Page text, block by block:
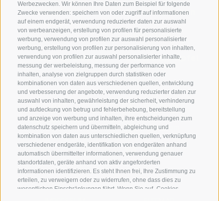
Werbezwecken. Wir können Ihre Daten zum Beispiel für folgende
Zwecke verwenden: speichern von oder zugriff auf informationen
auf einem endgerät, verwendung reduzierter daten zur auswahl
von werbeanzeigen, erstellung von profilen für personalisierte
werbung, verwendung von profilen zur auswahl personalisierter
werbung, erstellung von profilen zur personalisierung von inhalten,
verwendung von profilen zur auswahl personalisierter inhalte,
messung der werbeleistung, messung der performance von
inhalten, analyse von zielgruppen durch statistiken oder
kombinationen von daten aus verschiedenen quellen, entwicklung
und verbesserung der angebote, verwendung reduzierter daten zur
auswahl von inhalten, gewährleistung der sicherheit, verhinderung
und aufdeckung von betrug und fehlerbehebung, bereitstellung
und anzeige von werbung und inhalten, ihre entscheidungen zum
datenschutz speichern und übermitteln, abgleichung und
kombination von daten aus unterschiedlichen quellen, verknüpfung
verschiedener endgeräte, identifikation von endgeräten anhand
automatisch übermittelter informationen, verwendung genauer
standortdaten, geräte anhand von aktiv angeforderten
informationen identifizieren. Es steht Ihnen frei, Ihre Zustimmung zu
erteilen, zu verweigern oder zu widerrufen, ohne dass dies zu
wesentlichen Einschränkungen führt. Wenn Sie auf „Cookies
Köstliche
Apfelrezepte
Südtirol erleben
Inspiration
Neue Apfelsorten Unsere Bio-Äpfel
Kontakt
Deutsch
Facebook
Instagram
Youtube